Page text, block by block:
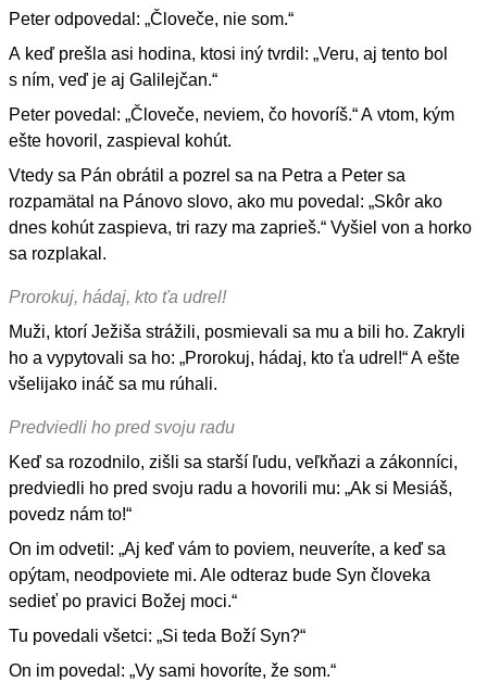
Peter odpovedal: „Človeče, nie som.“
A keď prešla asi hodina, ktosi iný tvrdil: „Veru, aj tento bol
s ním, veď je aj Galilejčan.“
Peter povedal: „Človeče, neviem, čo hovoríš.“ A vtom, kým
ešte hovoril, zaspieval kohút.
Vtedy sa Pán obrátil a pozrel sa na Petra a Peter sa
rozpamätal na Pánovo slovo, ako mu povedal: „Skôr ako
dnes kohút zaspieva, tri razy ma zaprieš.“ Vyšiel von a horko
sa rozplakal.
Prorokuj, hádaj, kto ťa udrel!
Muži, ktorí Ježiša strážili, posmievali sa mu a bili ho. Zakryli
ho a vypytovali sa ho: „Prorokuj, hádaj, kto ťa udrel!“ A ešte
všelijako ináč sa mu rúhali.
Predviedli ho pred svoju radu
Keď sa rozodnilo, zišli sa starší ľudu, veľkňazi a zákonníci,
predviedli ho pred svoju radu a hovorili mu: „Ak si Mesiáš,
povedz nám to!“
On im odvetil: „Aj keď vám to poviem, neuveríte, a keď sa
opýtam, neodpoviete mi. Ale odteraz bude Syn človeka
sedieť po pravici Božej moci.“
Tu povedali všetci: „Si teda Boží Syn?“
On im povedal: „Vy sami hovoríte, že som.“